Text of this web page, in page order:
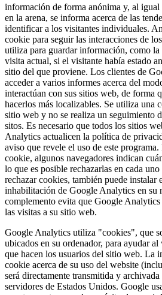
información de forma anónima y, al igual
en la arena, se informa acerca de las
identificar a los visitantes individuales.
cookie para seguir las interacciones de
utiliza para guardar información, como la
visita actual, si el visitante había estado
sitio del que proviene. Los clientes de
acceder a varios informes acerca del
interactúan con sus sitios web, de forma
hacerlos más localizables. Se utiliza una
sitio web y no se realiza un seguimiento
sitos. Es necesario que todos los sitios
Analytics actualicen la política de
aviso que revele el uso de este
cookie, algunos navegadores indican
lo que es posible rechazarlas en cada
rechazar cookies, también puede instalar
inhabilitación de Google Analytics en su
complemento evita que Google
las visitas a su sitio web.
Google Analytics utiliza "cookies", que
ubicados en su ordenador, para ayudar
que hacen los usuarios del sitio web. La
cookie acerca de su uso del website
será directamente transmitida y
servidores de Estados Unidos. Google